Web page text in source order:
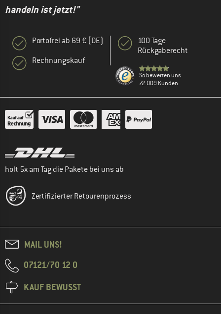
handeln ist jetzt!"
Portofrei ab 69 € (DE)
Rechnungskauf
100 Tage
Rückgaberecht
So bewerten uns
72.009 Kunden
holt 5x am Tag die Pakete bei uns ab
Zertifizierter Retourenprozess
MAIL UNS!
07121/70 12 0
KAUF BEWUSST